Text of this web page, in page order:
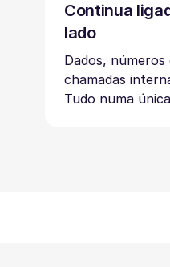
Continua
lado
Dados,
chamadas
Tudo numa